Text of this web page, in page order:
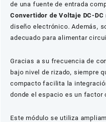
de una fuente de entrada
Convertidor de Voltaje DC-DC
diseño electrónico. Además,
adecuado para alimentar
Gracias a su frecuencia de
bajo nivel de rizado, siempre
compacto facilita la
donde el espacio es un factor
Este módulo se utiliza